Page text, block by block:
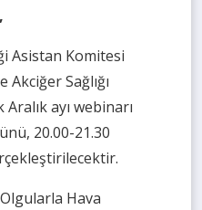
Asistan Komitesi
Akciğer Sağlığı
ayı webinarı
20.00-21.30
Hava